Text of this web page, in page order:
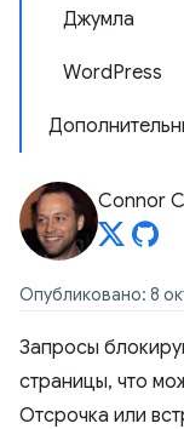
Джумла
WordPress
Connor
Опубликовано: 8
Запросы
страницы, что
Отсрочка или